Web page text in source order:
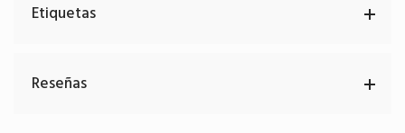
Etiquetas
Reseñas